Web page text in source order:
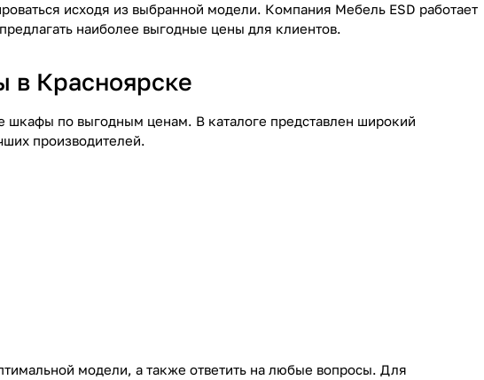
исходя из выбранной модели. Компания Мебель ESD работает
наиболее выгодные цены для клиентов.
в Красноярске
шкафы по выгодным ценам. В каталоге представлен широкий
производителей.
модели, а также ответить на любые вопросы. Для